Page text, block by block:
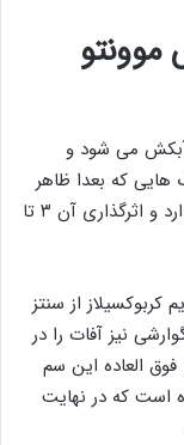
آبکش می شود و
هایی که بعدا ظاهر
می شوند را دارد. این سم خاصیت ضربه ای ندارد و اثرگذاری آن ۳ تا
کربوکسیلاز از سنتز
نیز آفات را در
فوق العاده این سم
است که در نهایت